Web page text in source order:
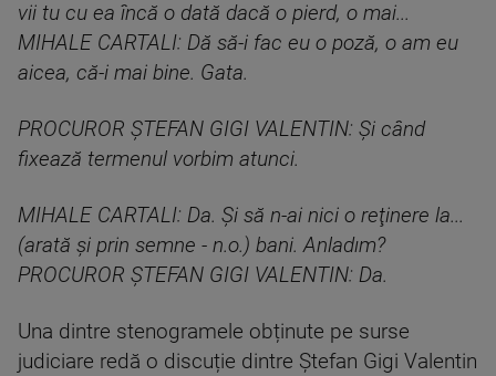
vii tu cu ea încă o dată dacă o pierd, o mai...
MIHALE CARTALI: Dă să-i fac eu o poză, o am eu
aicea, că-i mai bine. Gata.
PROCUROR ȘTEFAN GIGI VALENTIN: Şi când
fixează termenul vorbim atunci.
MIHALE CARTALI: Da. Şi să n-ai nici o reţinere la...
(arată şi prin semne - n.o.) bani. Anladım?
PROCUROR ȘTEFAN GIGI VALENTIN: Da.
Una dintre stenogramele obținute pe surse
judiciare redă o discuție dintre Ștefan Gigi Valentin